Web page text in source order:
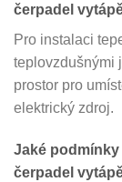
čerpadel
Pro instalaci
teplovzdušnými
prostor pro
elektrický zdroj.
Jaké
čerpadel